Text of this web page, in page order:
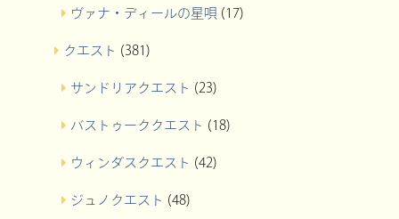
ヴァナ・ディールの星唄 (17)
クエスト (381)
サンドリアクエスト (23)
バストゥーククエスト (18)
ウィンダスクエスト (42)
ジュノクエスト (48)